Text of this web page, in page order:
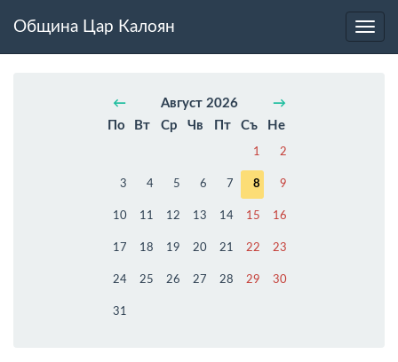
Община Цар Калоян
← Август 2026
→
По
Вт Ср Чв Пт Съ Не
1 2
3 4 5 6 7 8 9
10 11 12 13 14 15 16
17 18 19 20 21 22 23
24 25 26 27 28 29 30
31